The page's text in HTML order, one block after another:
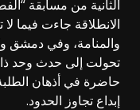
الثانية من مسابقة
الانطلاقة جاءت فيما
والمنامة، وفي دمشق
تحولت إلى حدث وحد
حاضرة في أذهان
إبداع تجاوز الحدود.